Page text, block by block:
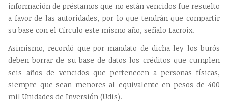
información de préstamos que no están vencidos fue resuelto
a favor de las autoridades, por lo que tendrán que compartir
su base con el Círculo este mismo año, señalo Lacroix.
Asimismo, recordó que por mandato de dicha ley los burós
deben borrar de su base de datos los créditos que cumplen
seis años de vencidos que pertenecen a personas físicas,
siempre que sean menores al equivalente en pesos de 400
mil Unidades de Inversión (Udis).